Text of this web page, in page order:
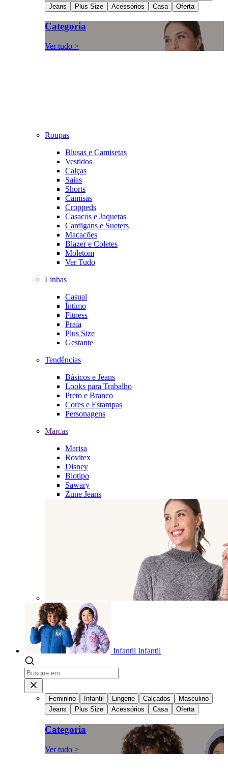
Jeans
Plus Size Acessórios Casa Oferta
Categoria
Ver tudo >
Roupas
Blusas e Camisetas
Vestidos
Calças
Saias
Shorts
Camisas
Croppeds
Casacos e Jaquetas
Cardigans e Sueters
Macacões
Blazer e Coletes
Moletom
Ver Tudo
Linhas
Casual
Íntimo
Fitness
Praia
Plus Size
Gestante
Tendências
Básicos e Jeans
Looks para Trabalho
Preto e Branco
Cores e Estampas
Personagens
Marcas
Marisa
Rovitex
Disney
Biotipo
Sawary
Zune Jeans
Infantil Infantil
Feminino Infantil Lingerie Calçados
Masculino
Jeans
Plus Size Acessórios Casa Oferta
Categoria
Ver tudo >